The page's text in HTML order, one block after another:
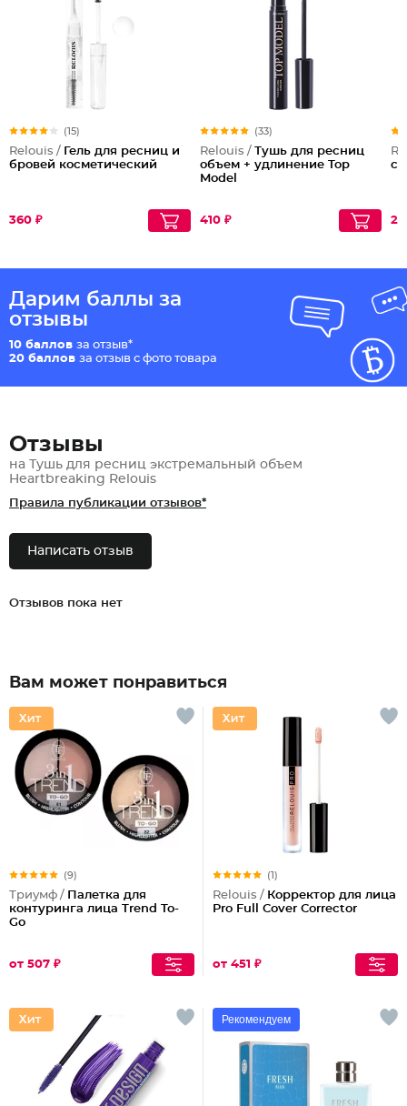
(15)
Relouis / Гель для ресниц и
бровей косметический
360 ₽
(33)
Relouis / Тушь для ресниц
объем + удлинение Top
Model
410 ₽
Дарим баллы за
отзывы
10 баллов за отзыв*
20 баллов за отзыв с фото товара
Отзывы
на Тушь для ресниц экстремальный объем
Heartbreaking Relouis
Правила публикации отзывов*
Написать отзыв
Отзывов пока нет
Вам может понравиться
(9)
Триумф / Палетка для
контуринга лица Trend To-
Go
от 507 ₽
(1)
Relouis / Корректор для лица
Pro Full Cover Corrector
от 451 ₽
Рекомендуем